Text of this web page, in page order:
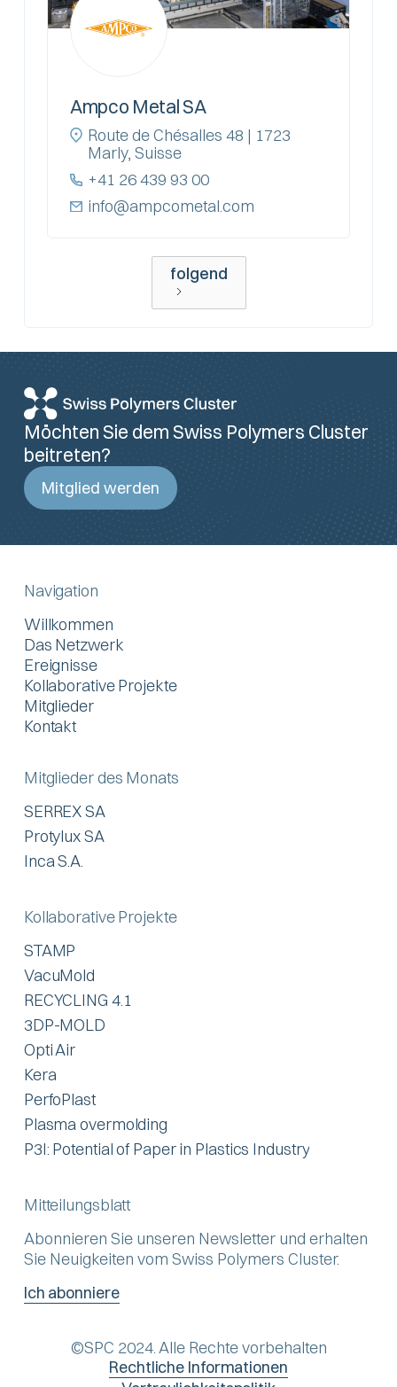
Ampco Metal SA
Route de Chésalles 48 | 1723
Marly, Suisse
+41 26 439 93 00
info@ampcometal.com
folgend
Möchten Sie dem Swiss Polymers Cluster
beitreten?
Mitglied werden
Navigation
Willkommen
Das Netzwerk
Ereignisse
Kollaborative Projekte
Mitglieder
Kontakt
Mitglieder des Monats
SERREX SA
Protylux SA
Inca S.A.
Kollaborative Projekte
STAMP
VacuMold
RECYCLING 4.1
3DP-MOLD
Opti Air
Kera
PerfoPlast
Plasma overmolding
P3I: Potential of Paper in Plastics Industry
Mitteilungsblatt
Abonnieren Sie unseren Newsletter und erhalten
Sie Neuigkeiten vom Swiss Polymers Cluster.
Ich abonniere
©SPC 2024. Alle Rechte vorbehalten
Rechtliche Informationen